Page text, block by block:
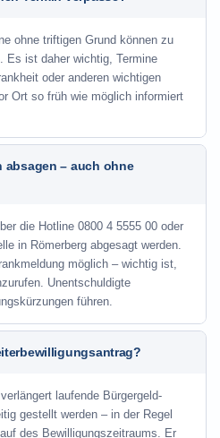
ohne triftigen Grund können zu
Es ist daher wichtig, Termine
oder anderen wichtigen
Ort so früh wie möglich informiert
absagen – auch ohne
die Hotline 0800 4 5555 00 oder
in Römerberg abgesagt werden.
möglich – wichtig ist,
Unentschuldigte
führen.
laufende Bürgergeld-
gestellt werden – in der Regel
des Bewilligungszeitraums. Er